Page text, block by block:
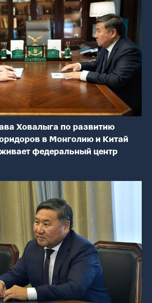
Ховалыга по развитию
в Монголию и Китай
федеральный центр